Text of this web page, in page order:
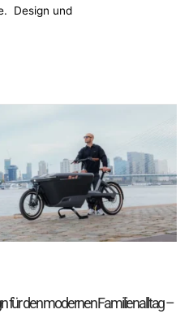
Design und
für den modernen Familienalltag –